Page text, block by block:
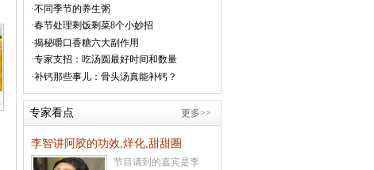
这样的天气让很多的老
年人受不了，就会生
病，很多的疾病就会因
为气温的变化而引发。
的天气变化的很快，老
年人及有心脑血管病史
的人在这种天气要特别
注意防范心脑血管意外
的发生[详情]
·不同季节的养生粥
·春节处理剩饭剩菜8个小妙招
·揭秘嚼口香糖六大副作用
·专家支招：吃汤圆最好时间和数量
·补钙那些事儿：骨头汤真能补钙？
专家看点 更多>>
李智讲阿胶的功效,烊化,甜甜圈
节目请到的嘉宾是李